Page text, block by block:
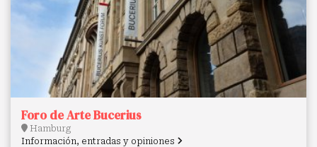
Foro de Arte Bucerius
Hamburg
Información, entradas y opiniones